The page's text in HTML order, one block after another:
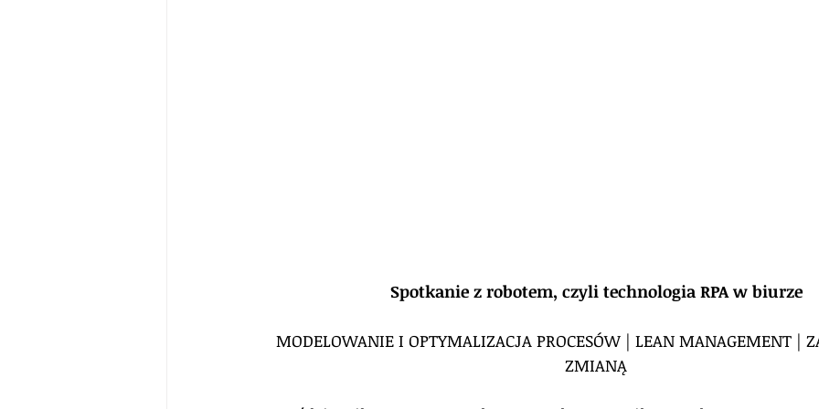
Spotkanie z robotem, czyli technologia RPA w biurze
MODELOWANIE I OPTYMALIZACJA PROCESÓW | LEAN MANAGEMENT |
ZMIANĄ